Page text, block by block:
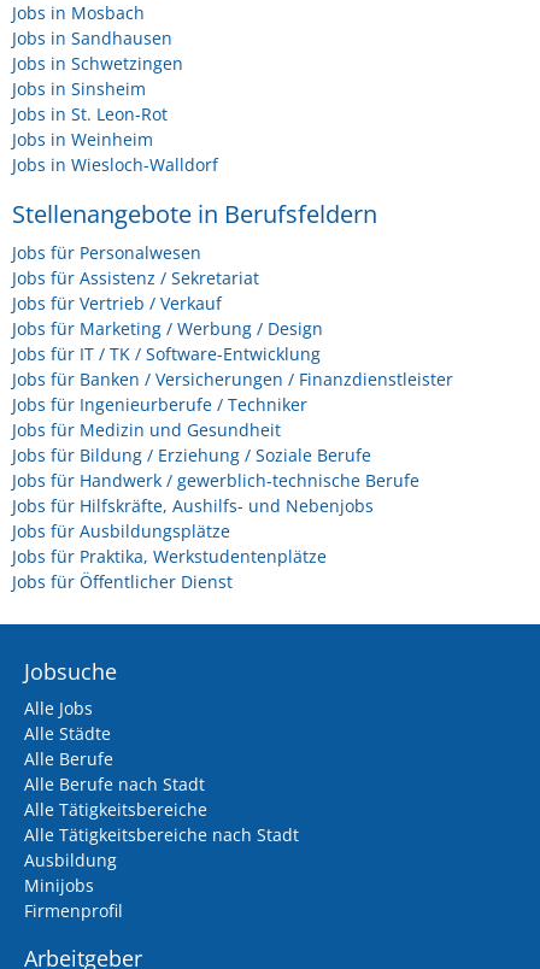
Jobs in Mosbach
Jobs in Sandhausen
Jobs in Schwetzingen
Jobs in Sinsheim
Jobs in St. Leon-Rot
Jobs in Weinheim
Jobs in Wiesloch-Walldorf
Stellenangebote in Berufsfeldern
Jobs für Personalwesen
Jobs für Assistenz / Sekretariat
Jobs für Vertrieb / Verkauf
Jobs für Marketing / Werbung / Design
Jobs für IT / TK / Software-Entwicklung
Jobs für Banken / Versicherungen / Finanzdienstleister
Jobs für Ingenieurberufe / Techniker
Jobs für Medizin und Gesundheit
Jobs für Bildung / Erziehung / Soziale Berufe
Jobs für Handwerk / gewerblich-technische Berufe
Jobs für Hilfskräfte, Aushilfs- und Nebenjobs
Jobs für Ausbildungsplätze
Jobs für Praktika, Werkstudentenplätze
Jobs für Öffentlicher Dienst
Jobsuche
Alle Jobs
Alle Städte
Alle Berufe
Alle Berufe nach Stadt
Alle Tätigkeitsbereiche
Alle Tätigkeitsbereiche nach Stadt
Ausbildung
Minijobs
Firmenprofil
Arbeitgeber